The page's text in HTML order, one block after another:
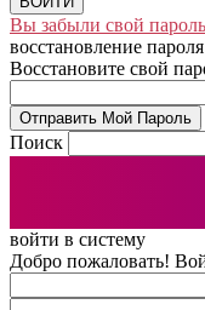
Вы забыли свой
восстановление пароля
Восстановите свой
Поиск
войти в систему
Добро пожаловать!